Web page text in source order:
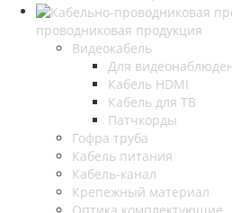
проводниковая продукция
Видеокабель
Для
Кабель HDMI
Кабель для ТВ
Патчкорды
Гофра труба
Кабель питания
Кабель-канал
Крепежный материал